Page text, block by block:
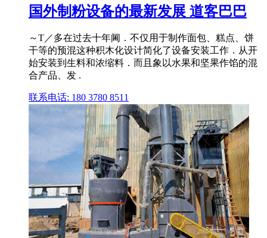
国外制粉设备的最新发展 道客巴巴
～T／多在过去十年阃．不仅用于制作面包、糕点、饼
干等的预混这种积木化设计简化了设备安装工作．从开
始安装到生料和浓缩料．而且象以水果和坚果作馅的混
合产品、发 .
联系电话: 180 3780 8511